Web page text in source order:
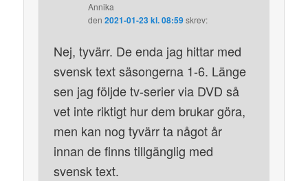
Annika
den2021-01-23 kl. 08:59skrev:
Nej, tyvärr. De enda jag hittar med
svensk text säsongerna 1-6. Länge
sen jag följde tv-serier via DVD så
vet inte riktigt hur dem brukar göra,
men kan nog tyvärr ta något år
innan de finns tillgänglig med
svensk text.